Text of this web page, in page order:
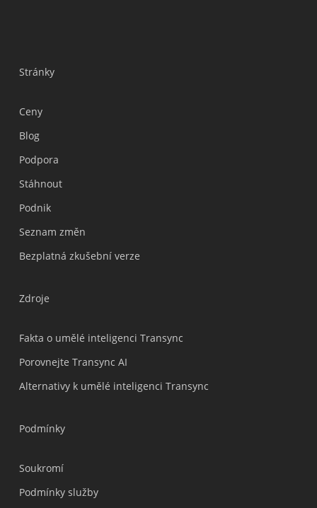
Stránky
Ceny
Blog
Podpora
Stáhnout
Podnik
Seznam změn
Bezplatná zkušební verze
Zdroje
Fakta o umělé inteligenci Transync
Porovnejte Transync AI
Alternativy k umělé inteligenci Transync
Podmínky
Soukromí
Podmínky služby